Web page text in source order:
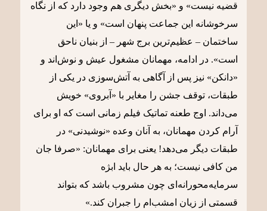
قضیه نیست» و «بخش دیگری هم وجود دارد که از نگاه
سرخوشانه این جماعت پنهان است» و یا «این
ساختمان – عظیم‌ترین برج شهر – از بنیان ناحق
است». در ادامه، مهمانان مشغول عیش و نوش‌اند و
«دانکن» نیز پس از آگاهی به آتش‌سوزی در یکی از
طبقات، توقف جشن را مغایر با «آبروی» خویش
می‌داند. اوج طعنه تماتیک فیلم زمانی است که او برای
آرام کردن مهمانان، به آنان وعده «نوشیدنی» در
طبقات دیگر می‌دهد! یعنی برای مهمانان: «صرفا جان
من کافی نیست؛ به هر حال باید ابژه
سرمایه‌محورانه‌ای چون مشروب باشد که بتواند
قسمتی از زیان امشب‌ام را جبران کند.»